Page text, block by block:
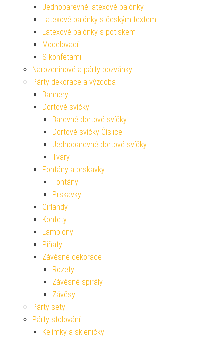
Jednobarevné latexové balónky
Latexové balónky s českým textem
Latexové balónky s potiskem
Modelovací
S konfetami
Narozeninové a párty pozvánky
Párty dekorace a výzdoba
Bannery
Dortové svíčky
Barevné dortové svíčky
Dortové svíčky Číslice
Jednobarevné dortové svíčky
Tvary
Fontány a prskavky
Fontány
Prskavky
Girlandy
Konfety
Lampiony
Piňaty
Závěsné dekorace
Rozety
Závěsné spirály
Závěsy
Párty sety
Párty stolování
Kelímky a skleničky